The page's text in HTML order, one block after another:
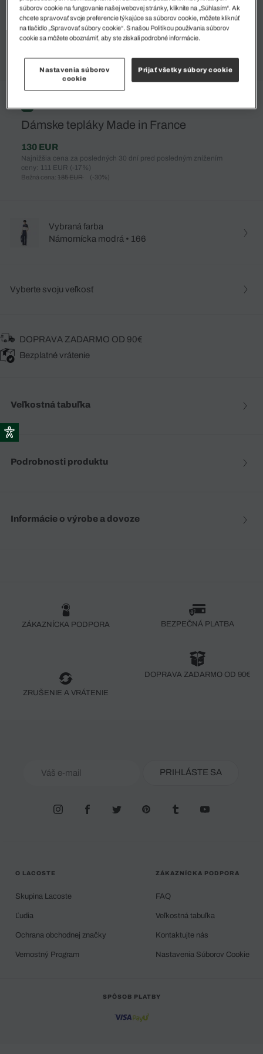
%
Dámske tepláky Made in France
130 EUR
Najnižšia cena za posledných 30 dní pred posledným znížením
ceny: 111 EUR (-17%)
Bežná cena: 185 EUR (-30%)
Vybraná farba
Námornícka modrá • 166
Vyberte svoju veľkosť
DOPRAVA ZADARMO OD 90€
Bezplatné vrátenie
Veľkostná tabuľka
Podrobnosti produktu
Informácie o výrobe a dovoze
ZÁKAZNÍCKA PODPORA BEZPEČNÁ PLATBA
ZRUŠENIE A VRÁTENIE
DOPRAVA ZADARMO OD 90€
PRIHLÁSTE SA
O LACOSTE
Skupina Lacoste
Ľudia
Ochrana obchodnej značky
Vernostný Program
ZÁKAZNÍCKA PODPORA
FAQ
Veľkostná tabuľka
Kontaktujte nás
Nastavenia Súborov Cookie
SPÔSOB PLATBY
súborov cookie na fungovanie našej webovej stránky, kliknite na „Súhlasím“. Ak
chcete spravovať svoje preferencie týkajúce sa súborov cookie, môžete kliknúť
na tlačidlo „Spravovať súbory cookie“. S našou Politikou používania súborov
cookie sa môžete oboznámiť, aby ste získali podrobné informácie.
Nastavenia súborov
cookie
Prijať všetky súbory cookie